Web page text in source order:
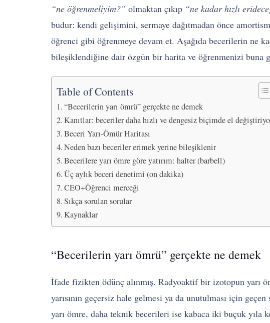
“ne öğrenmeliyim?” olmaktan çıkıp “ne kadar hızlı
budur: kendi gelişimini, sermaye dağıtmadan önce
öğrenci gibi öğrenmeye devam et. Aşağıda becerilerin ne
bileşiklendiğine dair özgün bir harita ve öğrenmenizi buna
Table of Contents
“Becerilerin yarı ömrü” gerçekte ne demek
Kanıtlar: beceriler daha hızlı ve dengesiz biçimde el
Beceri Yarı-Ömür Haritası
Neden bazı beceriler erimek yerine bileşiklenir
Becerilere yarı ömre göre yatırım: halter (barbell)
Üç aylık beceri denetimi (on dakika)
CEO+Öğrenci merceği
Sıkça sorulan sorular
Kaynaklar
“Becerilerin yarı ömrü” gerçekte ne demek
İfade fizikten ödünç alınmış. Radyoaktif bir izotopun yarı
yarısının geçersiz hale gelmesi ya da unutulması için
yarı ömre, daha teknik becerileri ise kabaca iki buçuk yıla